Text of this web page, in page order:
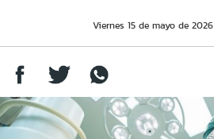
Viernes 15 de mayo de 2026